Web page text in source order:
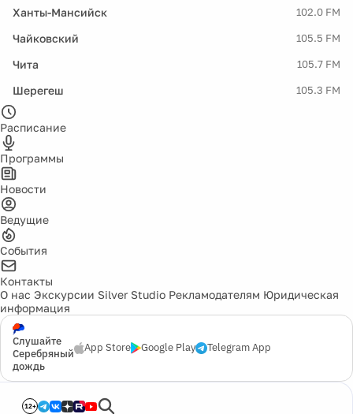
Ханты-Мансийск 102.0 FM
Чайковский 105.5 FM
Чита 105.7 FM
Шерегеш 105.3 FM
Расписание
Программы
Новости
Ведущие
События
Контакты
О нас Экскурсии Silver Studio Рекламодателям Юридическая
информация
Слушайте
Серебряный
дождь
App Store Google Play Telegram App
12+